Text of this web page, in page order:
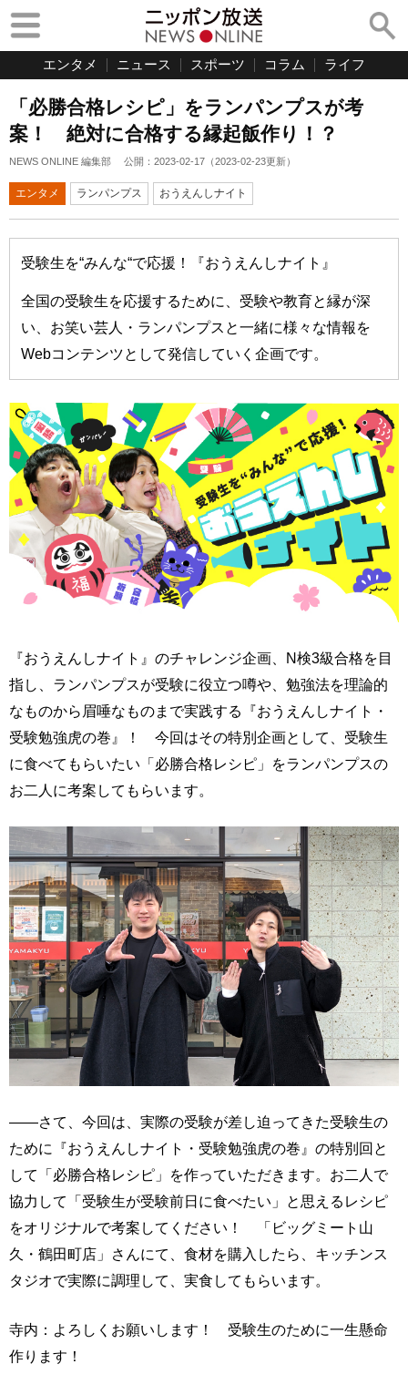
エンタメ ニュース スポーツ コラム ライフ
「必勝合格レシピ」をランパンプスが考
案！ 絶対に合格する縁起飯作り！？
NEWS ONLINE 編集部 公開： 2023-02-17 （2023-02-23更新）
エンタメ ランパンプス おうえんしナイト
受験生を“みんな“で応援！『おうえんしナイト』
全国の受験生を応援するために、受験や教育と縁が深
い、お笑い芸人・ランパンプスと一緒に様々な情報を
Webコンテンツとして発信していく企画です。
『おうえんしナイト』のチャレンジ企画、N検3級合格を目
指し、ランパンプスが受験に役立つ噂や、勉強法を理論的
なものから眉唾なものまで実践する『おうえんしナイト・
受験勉強虎の巻』！ 今回はその特別企画として、受験生
に食べてもらいたい「必勝合格レシピ」をランパンプスの
お二人に考案してもらいます。
――さて、今回は、実際の受験が差し迫ってきた受験生の
ために『おうえんしナイト・受験勉強虎の巻』の特別回と
して「必勝合格レシピ」を作っていただきます。お二人で
協力して「受験生が受験前日に食べたい」と思えるレシピ
をオリジナルで考案してください！ 「ビッグミート山
久・鶴田町店」さんにて、食材を購入したら、キッチンス
タジオで実際に調理して、実食してもらいます。
寺内：よろしくお願いします！ 受験生のために一生懸命
作ります！